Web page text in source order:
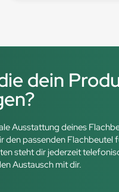
dein
Ausstattung deines
passenden Flachbeutel
steht dir jederzeit
Austausch mit dir.